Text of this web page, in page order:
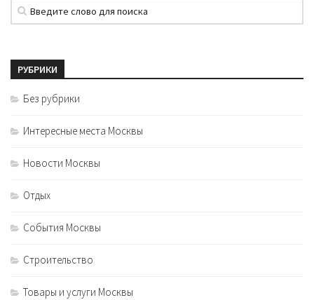
РУБРИКИ
Без рубрики
Интересные места Москвы
Новости Москвы
Отдых
События Москвы
Строительство
Товары и услуги Москвы